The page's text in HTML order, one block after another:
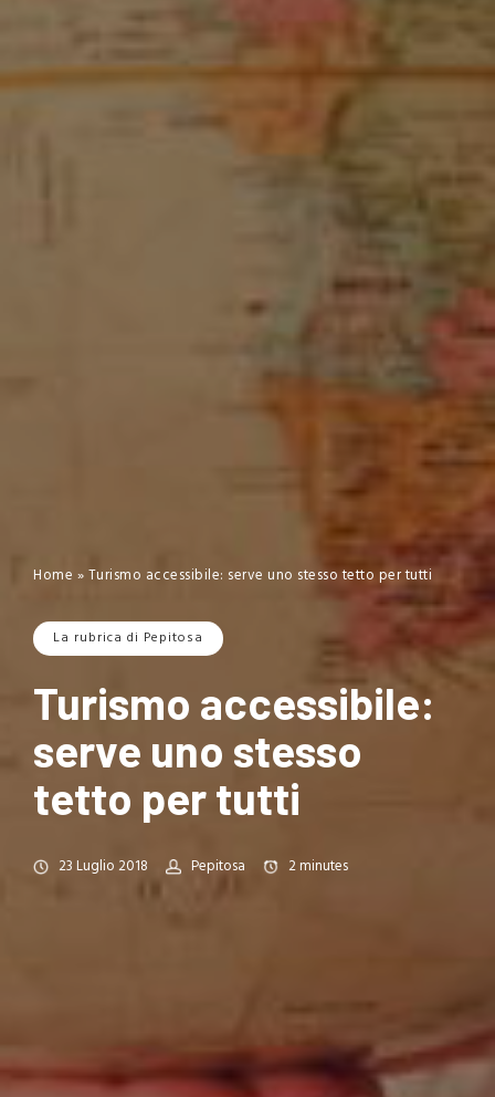
Home »Turismo accessibile: serve uno stesso tetto per tutti
La rubrica di Pepitosa
Turismo accessibile:
serve uno stesso
tetto per tutti
23 Luglio 2018 Pepitosa 2minutes